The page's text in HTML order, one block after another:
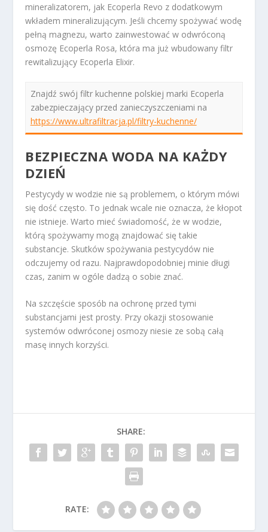
mineralizatorem, jak Ecoperla Revo z dodatkowym
wkładem mineralizującym. Jeśli chcemy spożywać wodę
pełną magnezu, warto zainwestować w odwróconą
osmozę Ecoperla Rosa, która ma już wbudowany filtr
rewitalizujący Ecoperla Elixir.
Znajdź swój filtr kuchenne polskiej marki Ecoperla
zabezpieczający przed zanieczyszczeniami na
https://www.ultrafiltracja.pl/filtry-kuchenne/
BEZPIECZNA WODA NA KAŻDY
DZIEŃ
Pestycydy w wodzie nie są problemem, o którym mówi
się dość często. To jednak wcale nie oznacza, że kłopot
nie istnieje. Warto mieć świadomość, że w wodzie,
którą spożywamy mogą znajdować się takie
substancje. Skutków spożywania pestycydów nie
odczujemy od razu. Najprawdopodobniej minie długi
czas, zanim w ogóle dadzą o sobie znać.
Na szczęście sposób na ochronę przed tymi
substancjami jest prosty. Przy okazji stosowanie
systemów odwróconej osmozy niesie ze sobą całą
masę innych korzyści.
SHARE:
RATE: